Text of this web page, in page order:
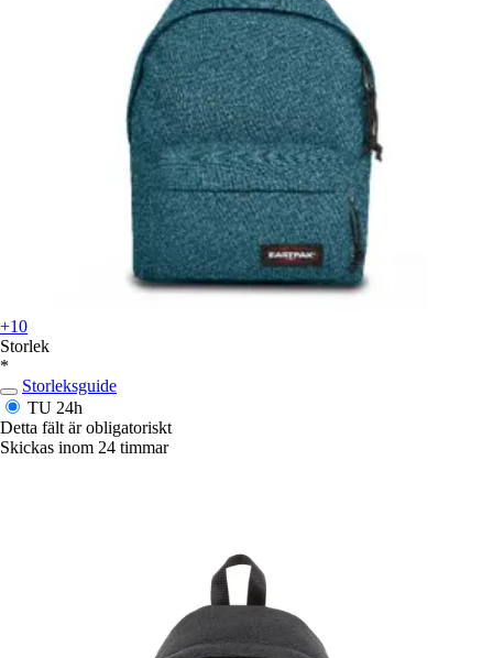
+10
Storlek
*
Storleksguide
TU 24h
Detta fält är obligatoriskt
Skickas inom 24 timmar